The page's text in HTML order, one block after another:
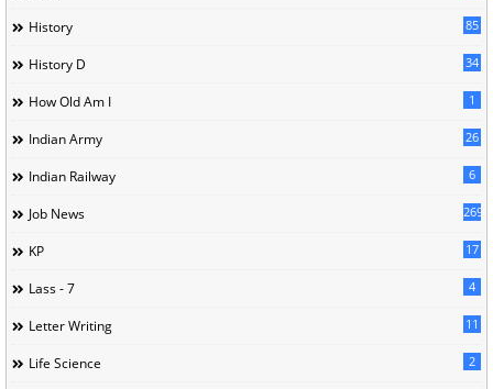
History 85
History D 34
How Old Am I 1
Indian Army 26
Indian Railway 6
Job News 269
KP 17
Lass - 7 4
Letter Writing 11
Life Science 2